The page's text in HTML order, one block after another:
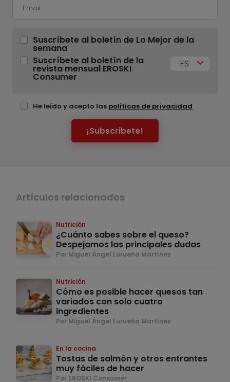
Suscríbete al boletín de Lo Mejor de la
semana
Suscríbete al boletín de la
revista mensual EROSKI
Consumer
ES
He leído y acepto las políticas de privacidad
¡Subscríbete!
Artículos relacionados
Nutrición
¿Cuánto sabes sobre el queso?
Despejamos las principales dudas
Por Miguel Ángel Lurueña Martínez
Nutrición
Cómo es posible hacer quesos tan
variados con solo cuatro
ingredientes
Por Miguel Ángel Lurueña Martínez
En la cocina
Tostas de salmón y otros entrantes
muy fáciles de hacer
Por EROSKI Consumer